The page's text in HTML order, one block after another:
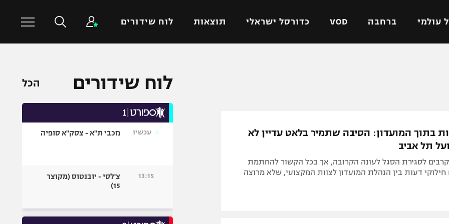
עולמי ברחבה VOD כדורסל ישראלי תוצאות לוח שידורים
ישראל
ליגה גרמנית
ליגה איטלקית
מכבי תל אביב
הפועל ירושלים
כדורסל עולמי
כדורעף
ספורט אולימפי
היאבקות WWE
בתוך המועדון: הסיבה שתמיר בלאט עדיין לא
תל אביב
לסגירת הסגל לעונה הקרובה, אך בכל הקשור להחתמת
דעות בין הנהלת המועדון לצוות המקצועי, שלא מרוצה
לוח שידורים הכל
עכשיו מכבי ת"א - צסק"א סופיה
13:15
צ'לסי - יובנטוס (מקוצר
15)